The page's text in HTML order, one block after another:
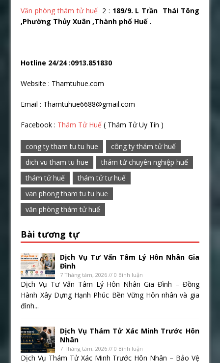
Văn phòng thám tử huế2 : 189/9. L Trần Thái Tông
,Phường Thủy Xuân ,Thành phố Huế .
Hotline 24/24 :0913.851830
Website : Thamtuhue.com
Email : Thamtuhue6688@gmail.com
Facebook : Thám Tử Huế ( Thám Tử Uy Tín )
cong ty tham tu tu hue
công ty thám tử huế
dich vu tham tu hue
thám tử chuyên nghiệp huế
thám tử huế
thám tử tư huế
van phong tham tu tu hue
văn phòng thám tử huế
Bài tương tự
Dịch Vụ Tư Vấn Tâm Lý Hôn Nhân Gia
Đình
7 Tháng tám, 2026 // 0 Bình luận
Dịch Vụ Tư Vấn Tâm Lý Hôn Nhân Gia Đình – Đồng
Hành Xây Dựng Hạnh Phúc Bền Vững Hôn nhân và gia
đình...
Dịch Vụ Thám Tử Xác Minh Trước Hôn
Nhân
7 Tháng tám, 2026 // 0 Bình luận
Dịch Vụ Thám Tử Xác Minh Trước Hôn Nhân – Bảo Vệ